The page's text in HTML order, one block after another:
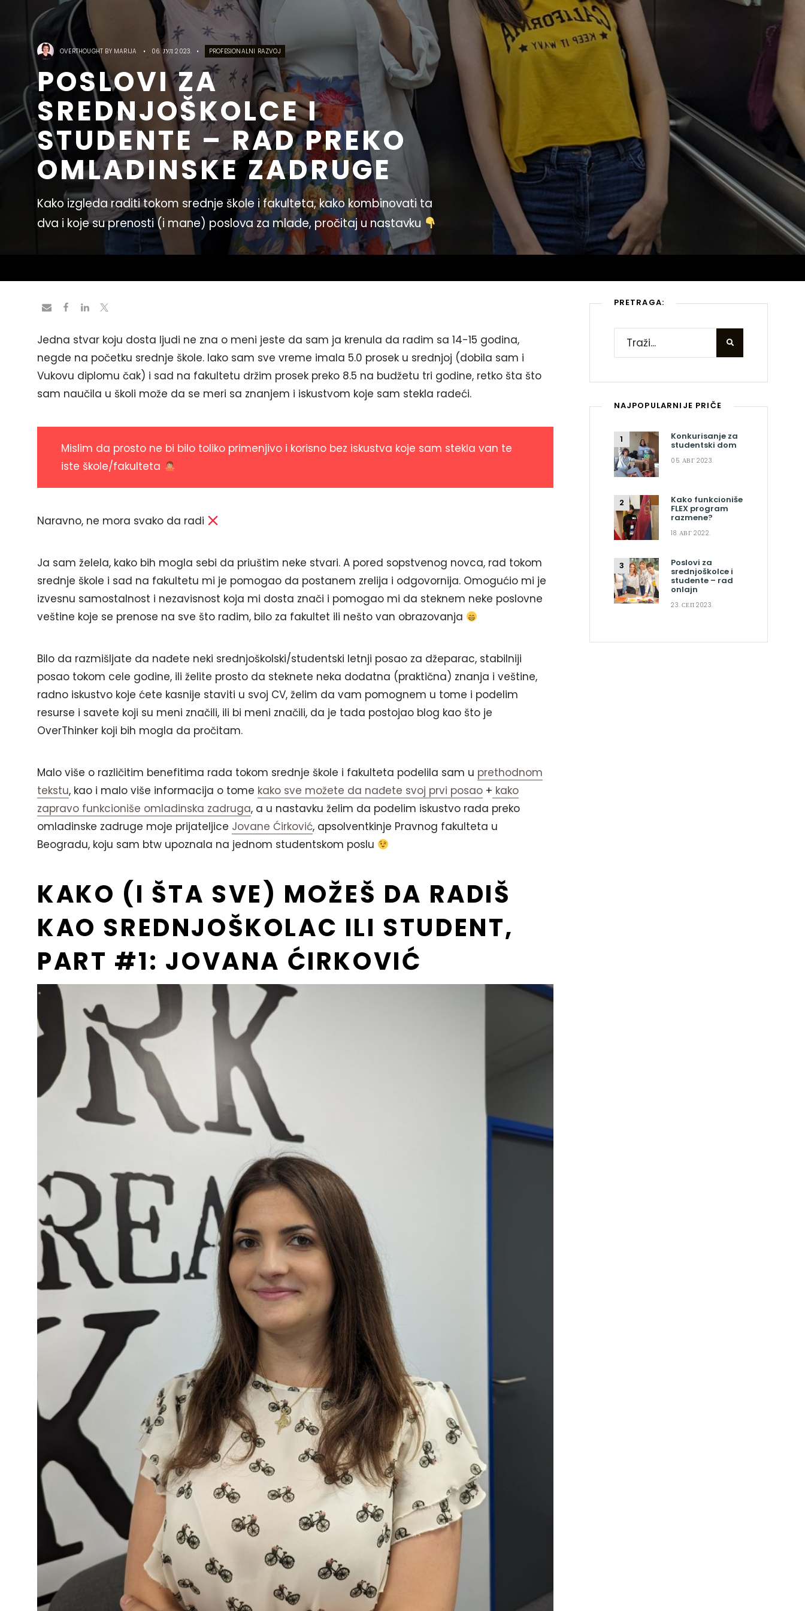
OVERTHOUGHT BY MARIJA • 06. ЈУЛ 2023. • PROFESIONALNI RAZVOJ
POSLOVI ZA
SREDNJOŠKOLCE I
STUDENTE – RAD PREKO
OMLADINSKE ZADRUGE
Kako izgleda raditi tokom srednje škole i fakulteta, kako kombinovati ta
dva i koje su prenosti (i mane) poslova za mlade, pročitaj u nastavku
Jedna stvar koju dosta ljudi ne zna o meni jeste da sam ja krenula da radim sa 14-15 godina,
negde na početku srednje škole. Iako sam sve vreme imala 5.0 prosek u srednjoj (dobila sam i
Vukovu diplomu čak) i sad na fakultetu držim prosek preko 8.5 na budžetu tri godine, retko šta što
sam naučila u školi može da se meri sa znanjem i iskustvom koje sam stekla radeći.
Mislim da prosto ne bi bilo toliko primenjivo i korisno bez iskustva koje sam stekla van te
iste škole/fakulteta
Naravno, ne mora svako da radi
Ja sam želela, kako bih mogla sebi da priuštim neke stvari. A pored sopstvenog novca, rad tokom
srednje škole i sad na fakultetu mi je pomogao da postanem zrelija i odgovornija. Omogućio mi je
izvesnu samostalnost i nezavisnost koja mi dosta znači i pomogao mi da steknem neke poslovne
veštine koje se prenose na sve što radim, bilo za fakultet ili nešto van obrazovanja
Bilo da razmišljate da nađete neki srednjoškolski/studentski letnji posao za džeparac, stabilniji
posao tokom cele godine, ili želite prosto da steknete neka dodatna (praktična) znanja i veštine,
radno iskustvo koje ćete kasnije staviti u svoj CV, želim da vam pomognem u tome i podelim
resurse i savete koji su meni značili, ili bi meni značili, da je tada postojao blog kao što je
OverThinker koji bih mogla da pročitam.
Malo više o različitim benefitima rada tokom srednje škole i fakulteta podelila sam u prethodnom
tekstu, kao i malo više informacija o tome kako sve možete da nađete svoj prvi posao + kako
zapravo funkcioniše omladinska zadruga, a u nastavku želim da podelim iskustvo rada preko
omladinske zadruge moje prijateljice Jovane Ćirković, apsolventkinje Pravnog fakulteta u
Beogradu, koju sam btw upoznala na jednom studentskom poslu
KAKO (I ŠTA SVE) MOŽEŠ DA RADIŠ
KAO SREDNJOŠKOLAC ILI STUDENT,
PART #1: JOVANA ĆIRKOVIĆ
PRETRAGA:
NAJPOPULARNIJE PRIČE
Konkurisanje za
studentski dom
05. АВГ 2023.
Kako funkcioniše
FLEX program
razmene?
18. АВГ 2022.
Poslovi za
srednjoškolce i
studente – rad
onlajn
23. СЕП 2023.